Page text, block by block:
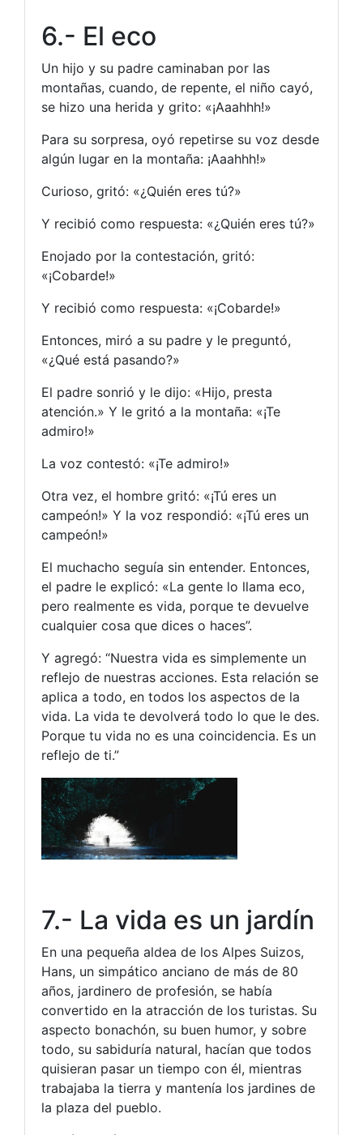
6.- El eco
Un hijo y su padre caminaban por las
montañas, cuando, de repente, el niño cayó,
se hizo una herida y grito: «¡Aaahhh!»
Para su sorpresa, oyó repetirse su voz desde
algún lugar en la montaña: ¡Aaahhh!»
Curioso, gritó: «¿Quién eres tú?»
Y recibió como respuesta: «¿Quién eres tú?»
Enojado por la contestación, gritó:
«¡Cobarde!»
Y recibió como respuesta: «¡Cobarde!»
Entonces, miró a su padre y le preguntó,
«¿Qué está pasando?»
El padre sonrió y le dijo: «Hijo, presta
atención.» Y le gritó a la montaña: «¡Te
admiro!»
La voz contestó: «¡Te admiro!»
Otra vez, el hombre gritó: «¡Tú eres un
campeón!» Y la voz respondió: «¡Tú eres un
campeón!»
El muchacho seguía sin entender. Entonces,
el padre le explicó: «La gente lo llama eco,
pero realmente es vida, porque te devuelve
cualquier cosa que dices o haces”.
Y agregó: “Nuestra vida es simplemente un
reflejo de nuestras acciones. Esta relación se
aplica a todo, en todos los aspectos de la
vida. La vida te devolverá todo lo que le des.
Porque tu vida no es una coincidencia. Es un
reflejo de ti.”
7.- La vida es un jardín
En una pequeña aldea de los Alpes Suizos,
Hans, un simpático anciano de más de 80
años, jardinero de profesión, se había
convertido en la atracción de los turistas. Su
aspecto bonachón, su buen humor, y sobre
todo, su sabiduría natural, hacían que todos
quisieran pasar un tiempo con él, mientras
trabajaba la tierra y mantenía los jardines de
la plaza del pueblo.